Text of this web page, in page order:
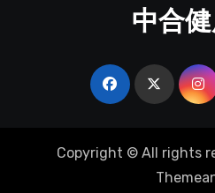
中合
Copyright © All rights